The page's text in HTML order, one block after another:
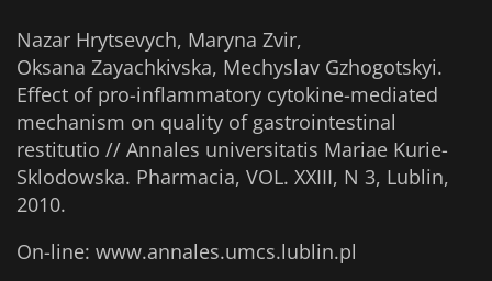
Nazar Hrytsevych, Maryna Zvir,
Oksana Zayachkivska, Mechyslav Gzhogotskyi.
Effect of pro-inflammatory cytokine-mediated
mechanism on quality of gastrointestinal
restitutio // Annales universitatis Mariae Kurie-
Sklodowska. Pharmacia, VOL. XXIII, N 3, Lublin,
2010.
On-line: www.annales.umcs.lublin.pl